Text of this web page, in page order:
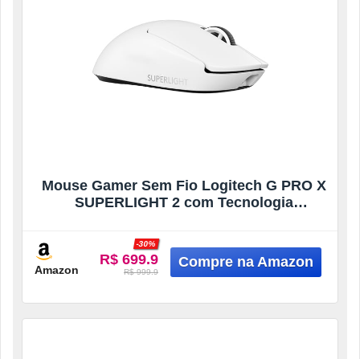
Mouse Gamer Sem Fio Logitech G PRO X
SUPERLIGHT 2 com Tecnologia
LIGHTFORCE, Sensor HERO 2 com 44K
DPI, 5 botões programáveis e Bateria
Recarregável – Branco
Amazon
R$ 699.9
-30%
R$ 999.9